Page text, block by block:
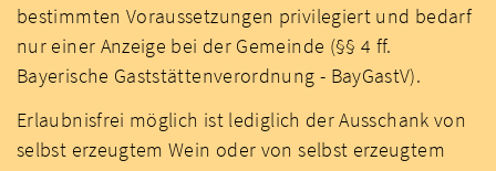
bestimmten Voraussetzungen privilegiert und bedarf
nur einer Anzeige bei der Gemeinde (§§ 4 ff.
Bayerische Gaststättenverordnung - BayGastV).
Erlaubnisfrei möglich ist lediglich der Ausschank von
selbst erzeugtem Wein oder von selbst erzeugtem